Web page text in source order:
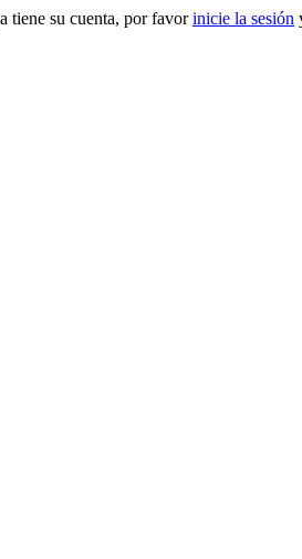
tiene su cuenta, por favorinicie la sesión